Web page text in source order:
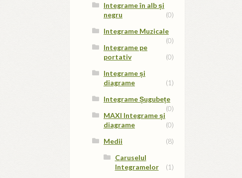
Integrame în alb și
negru
(0)
Integrame Muzicale
(0)
Integrame pe
portativ
(0)
Integrame și
diagrame
(1)
Integrame Șugubețe
(0)
MAXI Integrame și
diagrame
(0)
Medii
(8)
Caruselul
Integramelor
(1)